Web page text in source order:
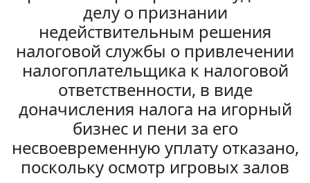
делу о признании
недействительным решения
налоговой службы о привлечении
налогоплательщика к налоговой
ответственности, в виде
доначисления налога на игорный
бизнес и пени за его
несвоевременную уплату отказано,
поскольку осмотр игровых залов